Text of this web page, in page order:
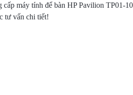
cấp máy tính để bàn HP Pavilion TP01-
tư vấn chi tiết!